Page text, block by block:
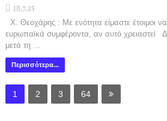
18.7.25
Χ. Θεοχάρης : Με ενότητα είμαστε έτοιμοι
ευρωπαϊκά συμφέροντα, αν αυτό χρειαστεί
μετά τη ...
Περισσότερα...
1 2 3 64